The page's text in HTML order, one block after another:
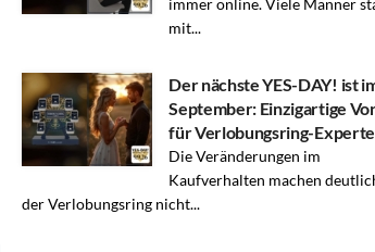
mit...
Der nächste YES-DAY! ist
September: Einzigartige
für Verlobungsring-
Die Veränderungen im
Kaufverhalten machen
der Verlobungsring nicht...